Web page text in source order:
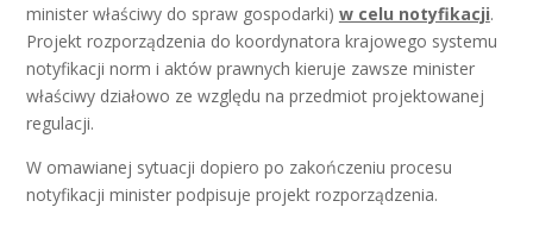
minister właściwy do spraw gospodarki) w celu notyfikacji.
Projekt rozporządzenia do koordynatora krajowego systemu
notyfikacji norm i aktów prawnych kieruje zawsze minister
właściwy działowo ze względu na przedmiot projektowanej
regulacji.
W omawianej sytuacji dopiero po zakończeniu procesu
notyfikacji minister podpisuje projekt rozporządzenia.